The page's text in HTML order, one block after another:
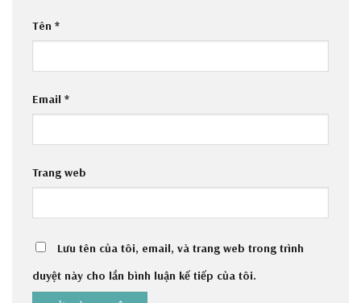
Tên *
Email *
Trang web
Lưu tên của tôi, email, và trang web trong trình
duyệt này cho lần bình luận kế tiếp của tôi.